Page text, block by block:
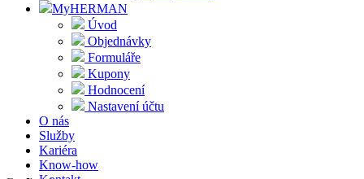
MyHERMAN
Úvod
Objednávky
Formuláře
Kupony
Hodnocení
Nastavení účtu
O nás
Služby
Kariéra
Know-how